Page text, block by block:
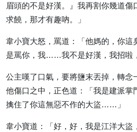
眉頭的不是好漢。』我再割你幾道傷
求饒，那才有趣吶。」
韋小寶大怒，罵道：「他媽的，你
是罵你，我……我不是好漢，我招啦
公主嘆了口氣，要將鹽末丟掉，轉念
他傷口之中，正色道：「我是建派掌
擒住了你這無惡不作的大盜……」
韋小寶道：「好，好，我是江洋大盜